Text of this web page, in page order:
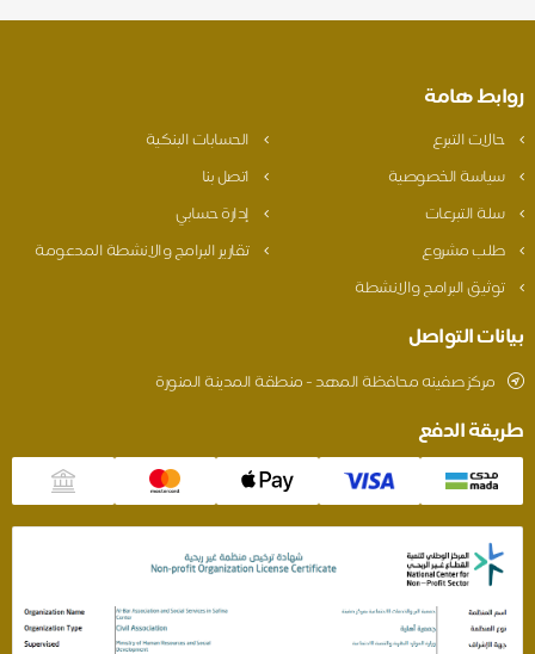
روابط هامة
حالات التبرع
الحسابات البنكية
سياسة الخصوصية
اتصل بنا
سلة التبرعات
إدارة حسابي
طلب مشروع
تقارير البرامج والانشطة المدعومة
توثيق البرامج والانشطة
بيانات التواصل
مركز صفينه محافظة المهد - منطقة المدينة المنورة
طريقة الدفع